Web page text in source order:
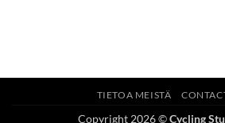
TIETOA MEISTÄ
Copyright 2026 ©Cycling